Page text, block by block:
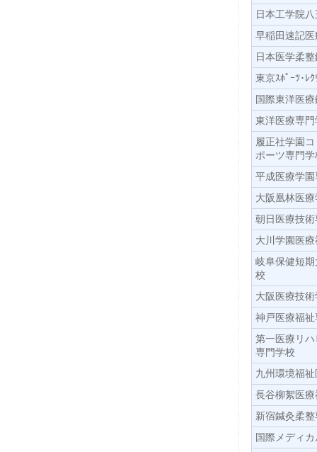
日本工学院
早稲田速記
日本医学柔
東京ｽﾎﾟｰﾂ･ﾚ
国際東洋医
東洋医療専門
履正社学園
ポーツ専門学
平成医療学
大阪凰林医療
朝日医療技
大川学園医
岐阜保健短
校
大阪医療技
神戸医療福
第一医療リ
専門学校
九州環境福
長谷柳絮医
新宿鍼灸柔
国際メディ